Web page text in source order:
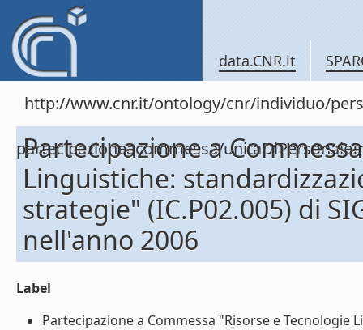
data.CNR.it
http://www.cnr.it/ontology/cnr/individuo/
partecipazioneacommessa/
Partecipazione a
Linguistiche:
strategie" (IC.P02.005) di
nell'anno 2006
Label
Partecipazione a Commessa "Risorse e